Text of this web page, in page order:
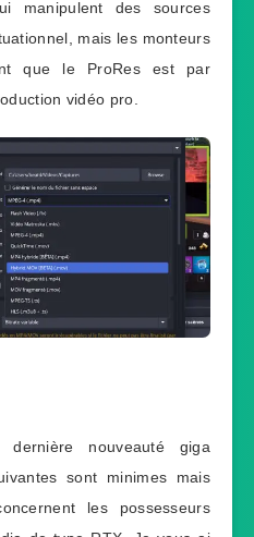
manipulent des sources
mais les monteurs
que le ProRes est par
vidéo pro.
nouveauté giga
sont minimes mais
les possesseurs